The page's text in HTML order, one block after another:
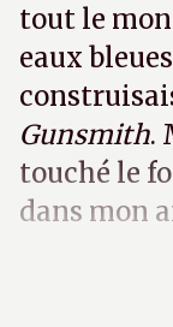
tout le
eaux
Gunsmith.
touché le
dans mon